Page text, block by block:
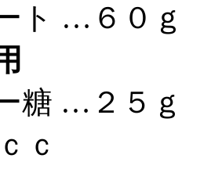
ト …６０ｇ
糖 …２５ｇ
ｃ